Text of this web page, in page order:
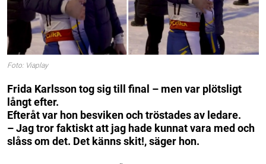
Foto: Viaplay
Frida Karlsson tog sig till final – men var plötsligt
långt efter.
Efteråt var hon besviken och tröstades av ledare.
– Jag tror faktiskt att jag hade kunnat vara med och
slåss om det. Det känns skit!, säger hon.